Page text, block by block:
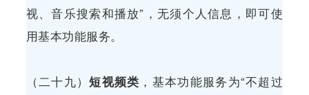
视、音乐搜索和播放”，无须个人信息，即可使
用基本功能服务。
（二十九）短视频类 ，基本功能服务为“不超过